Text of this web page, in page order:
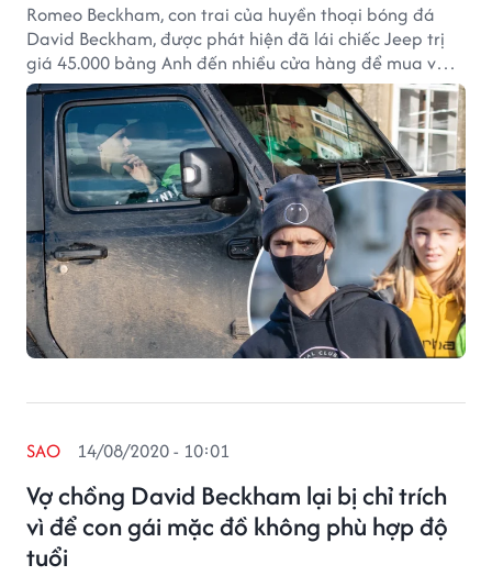
Romeo Beckham, con trai của huyền thoại bóng đá
David Beckham, được phát hiện đã lái chiếc Jeep trị
giá 45.000 bảng Anh đến nhiều cửa hàng để mua vài
món quà cho đêm Giáng Sinh cùng bạn gái Mia
Regan.
Vợ chồng David Beckham lại bị chỉ trích
vì để con gái mặc đồ không phù hợp độ
tuổi
SAO 14/08/2020 - 10:01